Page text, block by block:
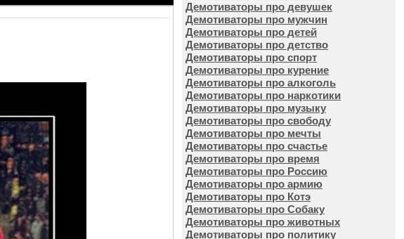
Демотиваторы про девушек
Демотиваторы про мужчин
Демотиваторы про детей
Демотиваторы про детство
Демотиваторы про спорт
Демотиваторы про курение
Демотиваторы про алкоголь
Демотиваторы про наркотики
Демотиваторы про музыку
Демотиваторы про свободу
Демотиваторы про мечты
Демотиваторы про счастье
Демотиваторы про время
Демотиваторы про Россию
Демотиваторы про армию
Демотиваторы про Котэ
Демотиваторы про Собаку
Демотиваторы про животных
Демотиваторы про политику